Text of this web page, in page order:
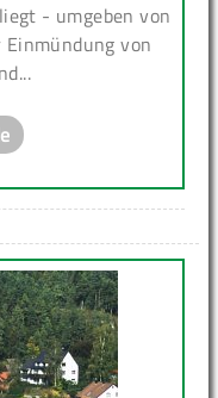
- umgeben von
von